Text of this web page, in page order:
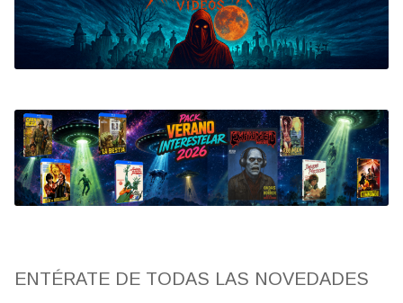
Bluray
Clasificada S
artwork
fantaterror
Jesús Franco
ENTÉRATE DE TODAS LAS NOVEDADES